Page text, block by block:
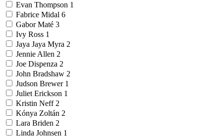
Evan Thompson 1
Fabrice Midal 6
Gabor Maté 3
Ivy Ross 1
Jaya Jaya Myra 2
Jennie Allen 2
Joe Dispenza 2
John Bradshaw 2
Judson Brewer 1
Juliet Erickson 1
Kristin Neff 2
Kónya Zoltán 2
Lara Briden 2
Linda Johnsen 1